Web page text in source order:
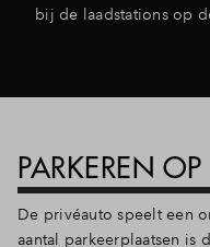
bij de laadstations op
PARKEREN
De privéauto speelt een
aantal parkeerplaatsen is